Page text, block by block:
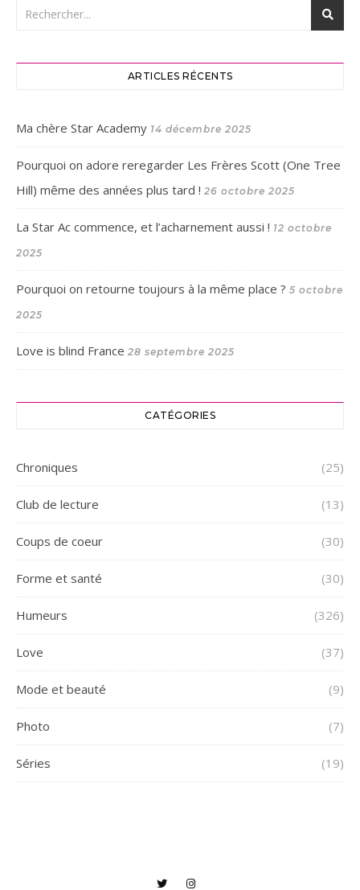
ARTICLES RÉCENTS
Ma chère Star Academy 14 décembre 2025
Pourquoi on adore reregarder Les Frères Scott (One Tree
Hill) même des années plus tard ! 26 octobre 2025
La Star Ac commence, et l’acharnement aussi ! 12 octobre
2025
Pourquoi on retourne toujours à la même place ? 5 octobre
2025
Love is blind France 28 septembre 2025
CATÉGORIES
Chroniques (25)
Club de lecture (13)
Coups de coeur (30)
Forme et santé (30)
Humeurs (326)
Love (37)
Mode et beauté (9)
Photo (7)
Séries (19)